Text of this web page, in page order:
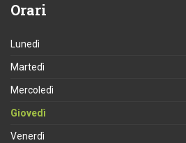
Orari
Lunedì
Martedì
Mercoledì
Giovedì
Venerdì